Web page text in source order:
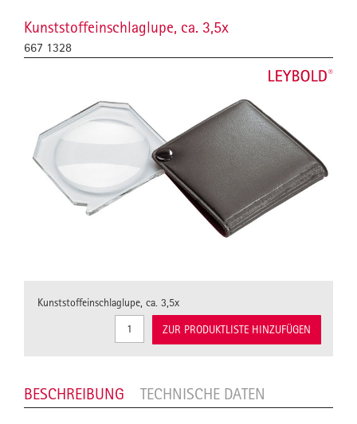
Kunststoffeinschlaglupe, ca. 3,5x
667 1328
Kunststoffeinschlaglupe, ca. 3,5x
ZUR PRODUKTLISTE HINZUFÜGEN
BESCHREIBUNG TECHNISCHE DATEN